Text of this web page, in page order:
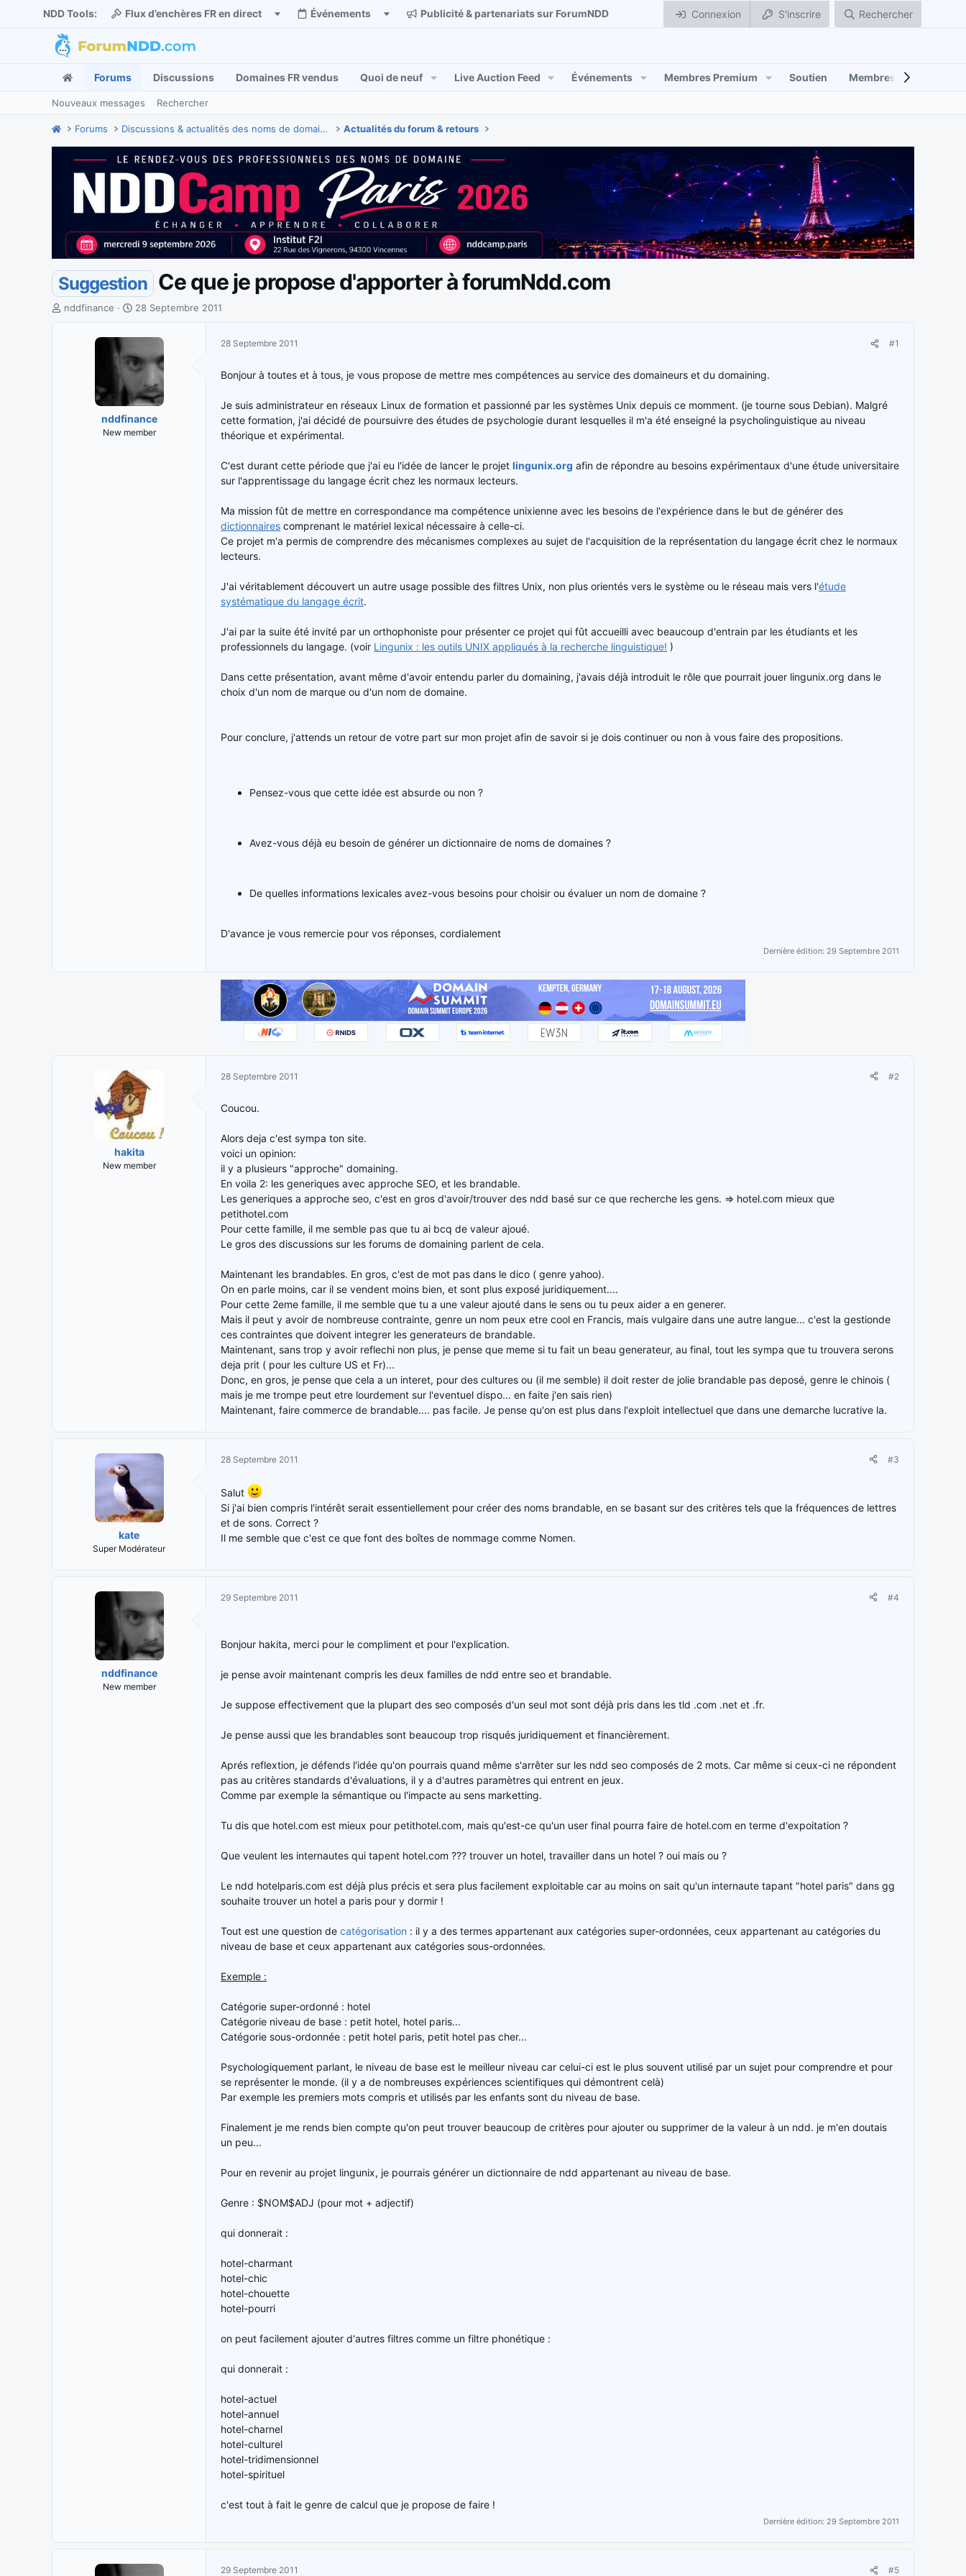
NDD Tools: Flux d’enchères FR en direct Événements Publicité & partenariats sur ForumNDD Connexion S'inscrire Rechercher
Forums Discussions Domaines FR vendus Quoi de neuf Live Auction Feed Événements Membres Premium Soutien Membres
Nouveaux messages Rechercher
Forums Discussions & actualités des noms de domaine Actualités du forum & retours
Suggestion Ce que je propose d'apporter à forumNdd.com
Inddfinance
D
t
d
d
é
b
u
28 Septembre 2011
nddfinance
New member
28 Septembre 2011 #1
Bonjour à toutes et à tous, je vous propose de mettre mes compétences au service des domaineurs et du domaining.
Je suis administrateur en réseaux Linux de formation et passionné par les systèmes Unix depuis ce momment. (je tourne sous Debian). Malgré
cette formation, j'ai décidé de poursuivre des études de psychologie durant lesquelles il m'a été enseigné la psycholinguistique au niveau
théorique et expérimental.
C'est durant cette période que j'ai eu l'idée de lancer le projet lingunix.org afin de répondre au besoins expérimentaux d'une étude universitaire
sur l'apprentissage du langage écrit chez les normaux lecteurs.
Ma mission fût de mettre en correspondance ma compétence unixienne avec les besoins de l'expérience dans le but de générer des
dictionnaires comprenant le matériel lexical nécessaire à celle-ci.
Ce projet m'a permis de comprendre des mécanismes complexes au sujet de l'acquisition de la représentation du langage écrit chez le normaux
lecteurs.
J'ai véritablement découvert un autre usage possible des filtres Unix, non plus orientés vers le système ou le réseau mais vers l'étude
systématique du langage écrit.
J'ai par la suite été invité par un orthophoniste pour présenter ce projet qui fût accueilli avec beaucoup d'entrain par les étudiants et les
professionnels du langage. (voir Lingunix : les outils UNIX appliqués à la recherche linguistique! )
Dans cette présentation, avant même d'avoir entendu parler du domaining, j'avais déjà introduit le rôle que pourrait jouer lingunix.org dans le
choix d'un nom de marque ou d'un nom de domaine.
Pour conclure, j'attends un retour de votre part sur mon projet afin de savoir si je dois continuer ou non à vous faire des propositions.
Pensez-vous que cette idée est absurde ou non ?
Avez-vous déjà eu besoin de générer un dictionnaire de noms de domaines ?
De quelles informations lexicales avez-vous besoins pour choisir ou évaluer un nom de domaine ?
D'avance je vous remercie pour vos réponses, cordialement
Dernière édition: 29 Septembre 2011
hakita
New member
28 Septembre 2011 #2
Coucou.
Alors deja c'est sympa ton site.
voici un opinion:
il y a plusieurs "approche" domaining.
En voila 2: les generiques avec approche SEO, et les brandable.
Les generiques a approche seo, c'est en gros d'avoir/trouver des ndd basé sur ce que recherche les gens. => hotel.com mieux que
petithotel.com
Pour cette famille, il me semble pas que tu ai bcq de valeur ajoué.
Le gros des discussions sur les forums de domaining parlent de cela.
Maintenant les brandables. En gros, c'est de mot pas dans le dico ( genre yahoo).
On en parle moins, car il se vendent moins bien, et sont plus exposé juridiquement....
Pour cette 2eme famille, il me semble que tu a une valeur ajouté dans le sens ou tu peux aider a en generer.
Mais il peut y avoir de nombreuse contrainte, genre un nom peux etre cool en Francis, mais vulgaire dans une autre langue... c'est la gestionde
ces contraintes que doivent integrer les generateurs de brandable.
Maintenant, sans trop y avoir reflechi non plus, je pense que meme si tu fait un beau generateur, au final, tout les sympa que tu trouvera serons
deja prit ( pour les culture US et Fr)...
Donc, en gros, je pense que cela a un interet, pour des cultures ou (il me semble) il doit rester de jolie brandable pas deposé, genre le chinois (
mais je me trompe peut etre lourdement sur l'eventuel dispo... en faite j'en sais rien)
Maintenant, faire commerce de brandable.... pas facile. Je pense qu'on est plus dans l'exploit intellectuel que dans une demarche lucrative la.
kate
Super Modérateur
28 Septembre 2011 #3
Salut
Si j'ai bien compris l'intérêt serait essentiellement pour créer des noms brandable, en se basant sur des critères tels que la fréquences de lettres
et de sons. Correct ?
Il me semble que c'est ce que font des boîtes de nommage comme Nomen.
nddfinance
New member
29 Septembre 2011 #4
Bonjour hakita, merci pour le compliment et pour l'explication.
je pense avoir maintenant compris les deux familles de ndd entre seo et brandable.
Je suppose effectivement que la plupart des seo composés d'un seul mot sont déjà pris dans les tld .com .net et .fr.
Je pense aussi que les brandables sont beaucoup trop risqués juridiquement et financièrement.
Aprés reflextion, je défends l'idée qu'on pourrais quand même s'arrêter sur les ndd seo composés de 2 mots. Car même si ceux-ci ne répondent
pas au critères standards d'évaluations, il y a d'autres paramètres qui entrent en jeux.
Comme par exemple la sémantique ou l'impacte au sens marketting.
Tu dis que hotel.com est mieux pour petithotel.com, mais qu'est-ce qu'un user final pourra faire de hotel.com en terme d'expoitation ?
Que veulent les internautes qui tapent hotel.com ??? trouver un hotel, travailler dans un hotel ? oui mais ou ?
Le ndd hotelparis.com est déjà plus précis et sera plus facilement exploitable car au moins on sait qu'un internaute tapant "hotel paris" dans gg
souhaite trouver un hotel a paris pour y dormir !
Tout est une question de catégorisation : il y a des termes appartenant aux catégories super-ordonnées, ceux appartenant au catégories du
niveau de base et ceux appartenant aux catégories sous-ordonnées.
Exemple :
Catégorie super-ordonné : hotel
Catégorie niveau de base : petit hotel, hotel paris...
Catégorie sous-ordonnée : petit hotel paris, petit hotel pas cher...
Psychologiquement parlant, le niveau de base est le meilleur niveau car celui-ci est le plus souvent utilisé par un sujet pour comprendre et pour
se représenter le monde. (il y a de nombreuses expériences scientifiques qui démontrent celà)
Par exemple les premiers mots compris et utilisés par les enfants sont du niveau de base.
Finalement je me rends bien compte qu'on peut trouver beaucoup de critères pour ajouter ou supprimer de la valeur à un ndd. je m'en doutais
un peu...
Pour en revenir au projet lingunix, je pourrais générer un dictionnaire de ndd appartenant au niveau de base.
Genre : $NOM$ADJ (pour mot + adjectif)
qui donnerait :
hotel-charmant
hotel-chic
hotel-chouette
hotel-pourri
on peut facilement ajouter d'autres filtres comme un filtre phonétique :
qui donnerait :
hotel-actuel
hotel-annuel
hotel-charnel
hotel-culturel
hotel-tridimensionnel
hotel-spirituel
c'est tout à fait le genre de calcul que je propose de faire !
Dernière édition: 29 Septembre 2011
29 Septembre 2011 #5